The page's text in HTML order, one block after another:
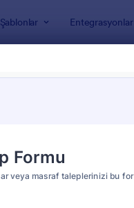
Şablonlar Entegrasyonlar